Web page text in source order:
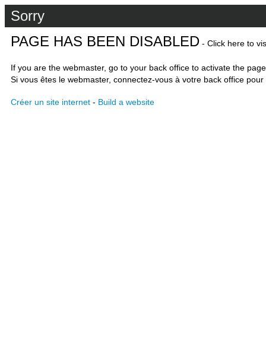
Sorry
PAGE HAS BEEN DISABLED - Click here to
If you are the webmaster, go to your back office to activate the
Si vous êtes le webmaster, connectez-vous à votre back office
Créer un site internet - Build a website